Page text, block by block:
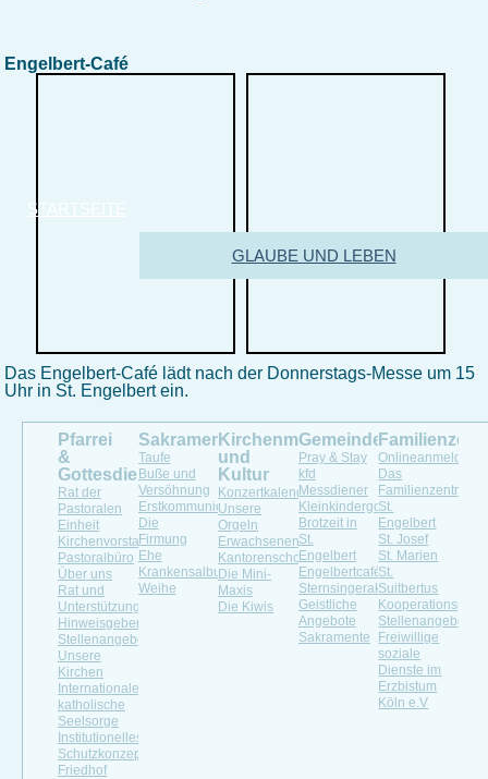
STARTSEITE
GLAUBE UND LEBEN
Engelbert-Café
Das Engelbert-Café lädt nach der Donnerstags-Messe um 15
Uhr in St. Engelbert ein.
Pfarrei
&
Gottesdienste
Rat der
Pastoralen
Einheit
Kirchenvorstand
Pastoralbüro
Über uns
Rat und
Unterstützung
Hinweisgeberportal
Stellenangebot
Unsere
Kirchen
Internationale
katholische
Seelsorge
Institutionelles
Schutzkonzept
Friedhof
Sakramente
Taufe
Buße und
Versöhnung
Erstkommunion
Die
Firmung
Ehe
Krankensalbung
Weihe
Kirchenmusik
und
Kultur
Konzertkalender
Unsere
Orgeln
Erwachsenenchöre
Kantorenschola
Die Mini-
Maxis
Die Kiwis
Gemeindeleben
Pray & Stay
kfd
Messdiener
Kleinkindergottesdienst
Brotzeit in
St.
Engelbert
Engelbertcafé
Sternsingeraktion
Geistliche
Angebote
Sakramente
Onlineanmeldung
Das
Familienzentrum
St.
Engelbert
St. Josef
St. Marien
St.
Suitbertus
Stellenangebote
Freiwillige
soziale
Dienste im
Erzbistum
Köln e.V